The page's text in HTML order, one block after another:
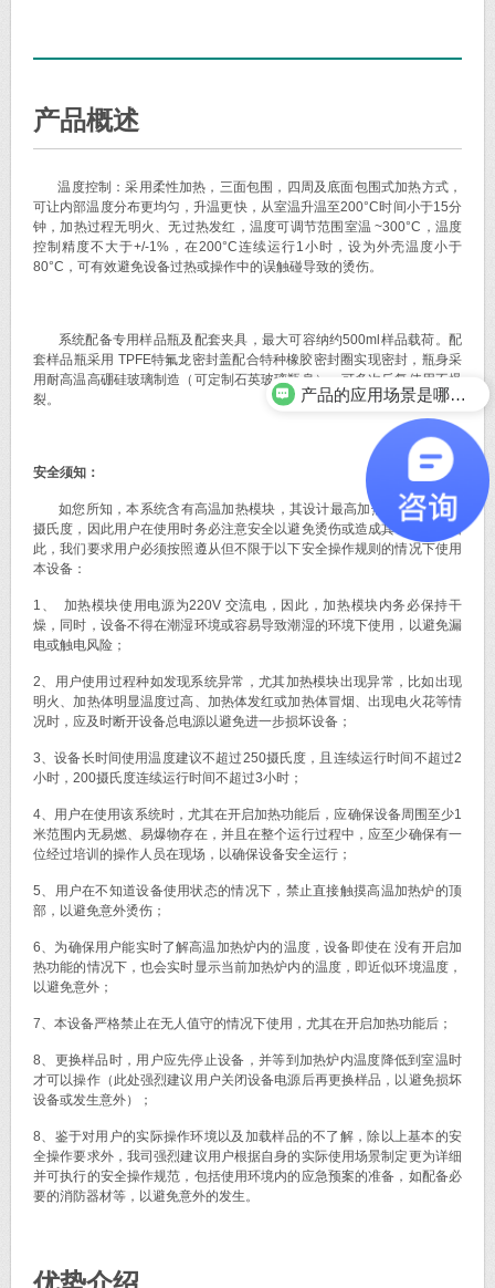
产品概述
温度控制：采用柔性加热，三面包围，四周及底面包围式加热方式，
可让内部温度分布更均匀，升温更快，从室温升温至200°C时间小于15分
钟，加热过程无明火、无过热发红，温度可调节范围室温 ~300°C，温度
控制精度不大于+/-1%，在200°C连续运行1小时，设为外壳温度小于
80°C，可有效避免设备过热或操作中的误触碰导致的烫伤。
系统配备专用样品瓶及配套夹具，最大可容纳约500ml样品载荷。配
套样品瓶采用 TPFE特氟龙密封盖配合特种橡胶密封圈实现密封，瓶身采
用耐高温高硼硅玻璃制造（可定制石英玻璃瓶身），可多次反复使用不爆
裂。
安全须知：
如您所知，本系统含有高温加热模块，其设计最高加热温度可达300
摄氏度，因此用户在使用时务必注意安全以避免烫伤或造成其它意外，因
此，我们要求用户必须按照遵从但不限于以下安全操作规则的情况下使用
本设备：
1、 加热模块使用电源为220V 交流电，因此，加热模块内务必保持干
燥，同时，设备不得在潮湿环境或容易导致潮湿的环境下使用，以避免漏
电或触电风险；
2、用户使用过程种如发现系统异常，尤其加热模块出现异常，比如出现
明火、加热体明显温度过高、加热体发红或加热体冒烟、出现电火花等情
况时，应及时断开设备总电源以避免进一步损坏设备；
3、设备长时间使用温度建议不超过250摄氏度，且连续运行时间不超过2
小时，200摄氏度连续运行时间不超过3小时；
4、用户在使用该系统时，尤其在开启加热功能后，应确保设备周围至少1
米范围内无易燃、易爆物存在，并且在整个运行过程中，应至少确保有一
位经过培训的操作人员在现场，以确保设备安全运行；
5、用户在不知道设备使用状态的情况下，禁止直接触摸高温加热炉的顶
部，以避免意外烫伤；
6、为确保用户能实时了解高温加热炉内的温度，设备即使在 没有开启加
热功能的情况下，也会实时显示当前加热炉内的温度，即近似环境温度，
以避免意外；
7、本设备严格禁止在无人值守的情况下使用，尤其在开启加热功能后；
8、更换样品时，用户应先停止设备，并等到加热炉内温度降低到室温时
才可以操作（此处强烈建议用户关闭设备电源后再更换样品，以避免损坏
设备或发生意外）；
8、鉴于对用户的实际操作环境以及加载样品的不了解，除以上基本的安
全操作要求外，我司强烈建议用户根据自身的实际使用场景制定更为详细
并可执行的安全操作规范，包括使用环境内的应急预案的准备，如配备必
要的消防器材等，以避免意外的发生。
产品的应用场景是哪些？